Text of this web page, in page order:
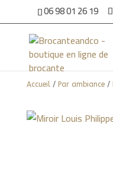
06 98 01 26 19
Accueil/ Par ambiance/